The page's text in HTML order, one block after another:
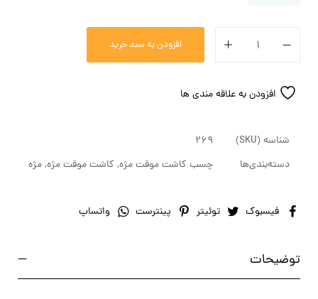
افزودن به سبد خرید
افزودن به علاقه مندی ها
شناسه (SKU)
269
دسته‌بندی‌ها
چسب کاشت موقت مژه, کاشت موقت مژه,مژه
فیسبوک توئیتر پینترست واتساپ
توضیحات